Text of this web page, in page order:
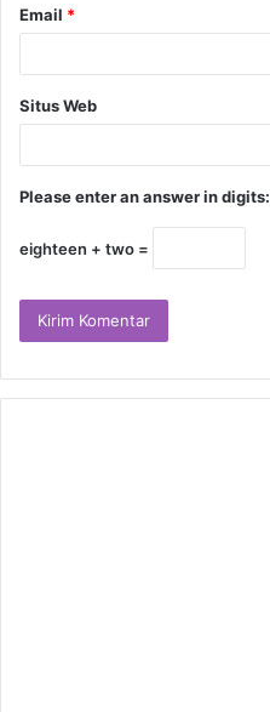
Email *
Situs Web
Please enter an answer in digits:
eighteen + two =